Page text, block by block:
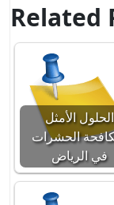
Related
الحلول الأمثل
الحشرات
في الرياض